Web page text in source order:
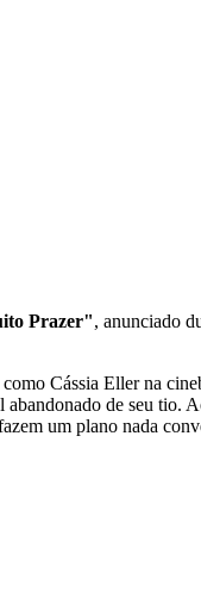
Prazer", anunciado
Cássia Eller na
de seu
um plano nada